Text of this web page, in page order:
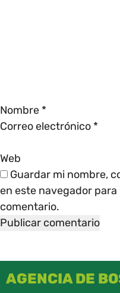
Nombre *
Correo electrónico *
Web
Guardar mi nombre,
en este navegador
comentario.
AGENCIA DE